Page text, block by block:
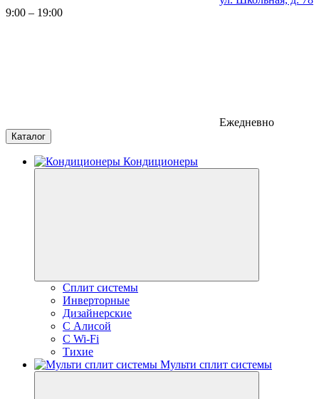
9:00 – 19:00
Ежедневно
Каталог
Кондиционеры
Сплит системы
Инверторные
Дизайнерские
С Алисой
C Wi-Fi
Тихие
Мульти сплит системы